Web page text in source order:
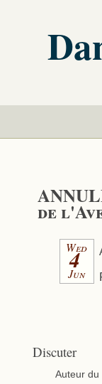
de
Wed
4
Jun
Discuter
Auteur du